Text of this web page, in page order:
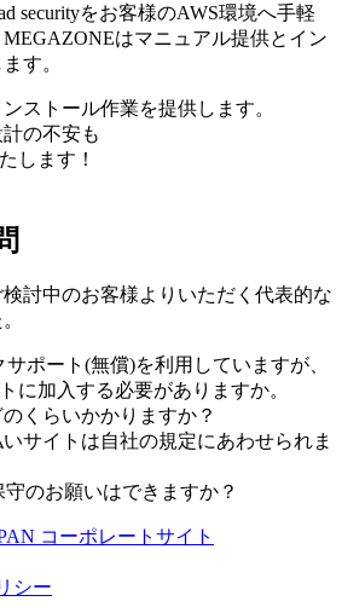
securityをお客様のAWS環境へ手軽
はマニュアル提供とイン
す。
の不安も
します！
討中のお客様よりいただく代表的な
ポート(無償)を利用していますが、
に加入する必要がありますか。
くらいかかりますか？
サイトは自社の規定にあわせられま
のお願いはできますか？
コーポレートサイト
シー